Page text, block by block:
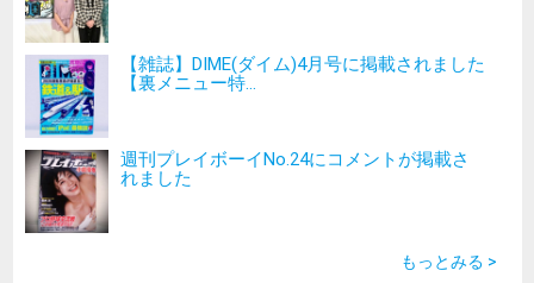
【雑誌】DIME(ダイム)4月号に掲載されました
【裏メニュー特...
週刊プレイボーイNo.24にコメントが掲載さ
れました
もっとみる >